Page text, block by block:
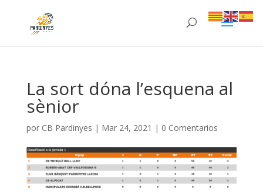
La sort dóna l’esquena al
sènior
por CB Pardinyes | Mar 24, 2021 | 0 Comentarios